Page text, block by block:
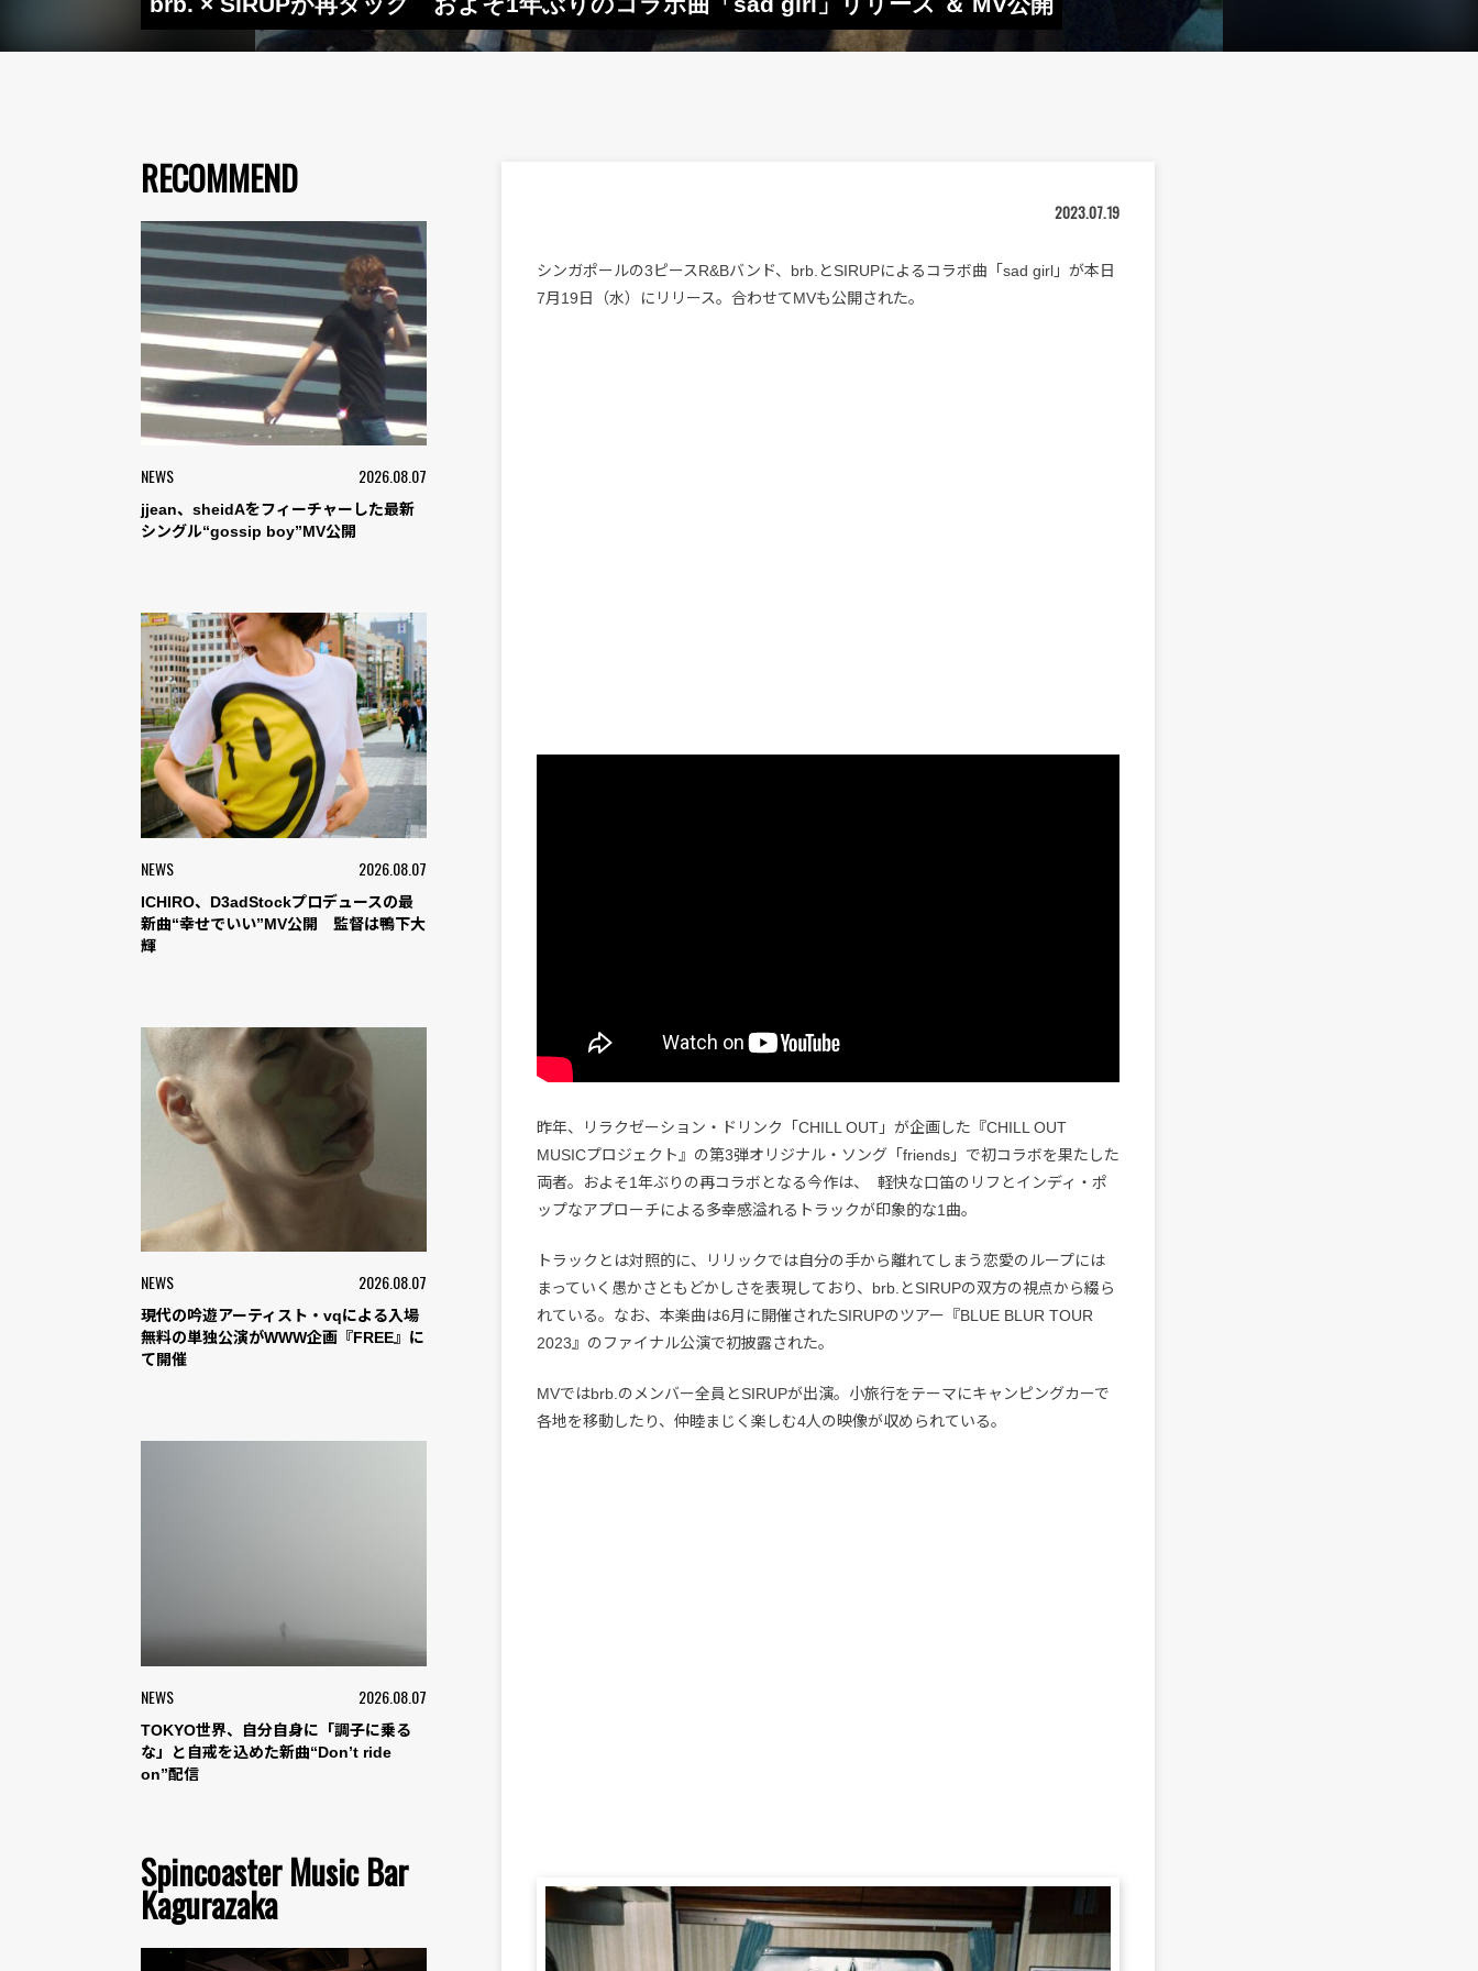
RECOMMEND
NEWS 2026.08.07
jjean、sheidAをフィーチャーした最新
シングル“gossip boy”MV公開
NEWS 2026.08.07
ICHIRO、D3adStockプロデュースの最
新曲“幸せでいい”MV公開 監督は鴨下大
輝
NEWS 2026.08.07
現代の吟遊アーティスト・vqによる入場
無料の単独公演がWWW企画『FREE』に
て開催
NEWS 2026.08.07
TOKYO世界、自分自身に「調子に乗る
な」と自戒を込めた新曲“Don’t ride
on”配信
Spincoaster Music Bar
Kagurazaka
2023.07.19
シンガポールの3ピースR&Bバンド、brb.とSIRUPによるコラボ曲「sad girl」が本日
7月19日（水）にリリース。合わせてMVも公開された。
昨年、リラクゼーション・ドリンク「CHILL OUT」が企画した『CHILL OUT
MUSICプロジェクト』の第3弾オリジナル・ソング「friends」で初コラボを果たした
両者。およそ1年ぶりの再コラボとなる今作は、 軽快な口笛のリフとインディ・ポ
ップなアプローチによる多幸感溢れるトラックが印象的な1曲。
トラックとは対照的に、リリックでは自分の手から離れてしまう恋愛のループには
まっていく愚かさともどかしさを表現しており、brb.とSIRUPの双方の視点から綴ら
れている。なお、本楽曲は6月に開催されたSIRUPのツアー『BLUE BLUR TOUR
2023』のファイナル公演で初披露された。
MVではbrb.のメンバー全員とSIRUPが出演。小旅行をテーマにキャンピングカーで
各地を移動したり、仲睦まじく楽しむ4人の映像が収められている。